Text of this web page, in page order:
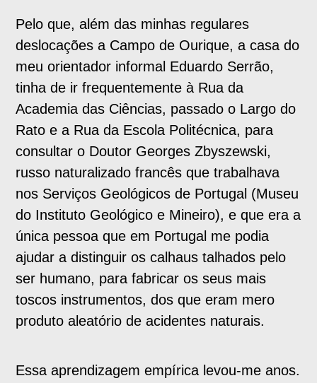
Pelo que, além das minhas regulares
deslocações a Campo de Ourique, a casa do
meu orientador informal Eduardo Serrão,
tinha de ir frequentemente à Rua da
Academia das Ciências, passado o Largo do
Rato e a Rua da Escola Politécnica, para
consultar o Doutor Georges Zbyszewski,
russo naturalizado francês que trabalhava
nos Serviços Geológicos de Portugal (Museu
do Instituto Geológico e Mineiro), e que era a
única pessoa que em Portugal me podia
ajudar a distinguir os calhaus talhados pelo
ser humano, para fabricar os seus mais
toscos instrumentos, dos que eram mero
produto aleatório de acidentes naturais.
Essa aprendizagem empírica levou-me anos.